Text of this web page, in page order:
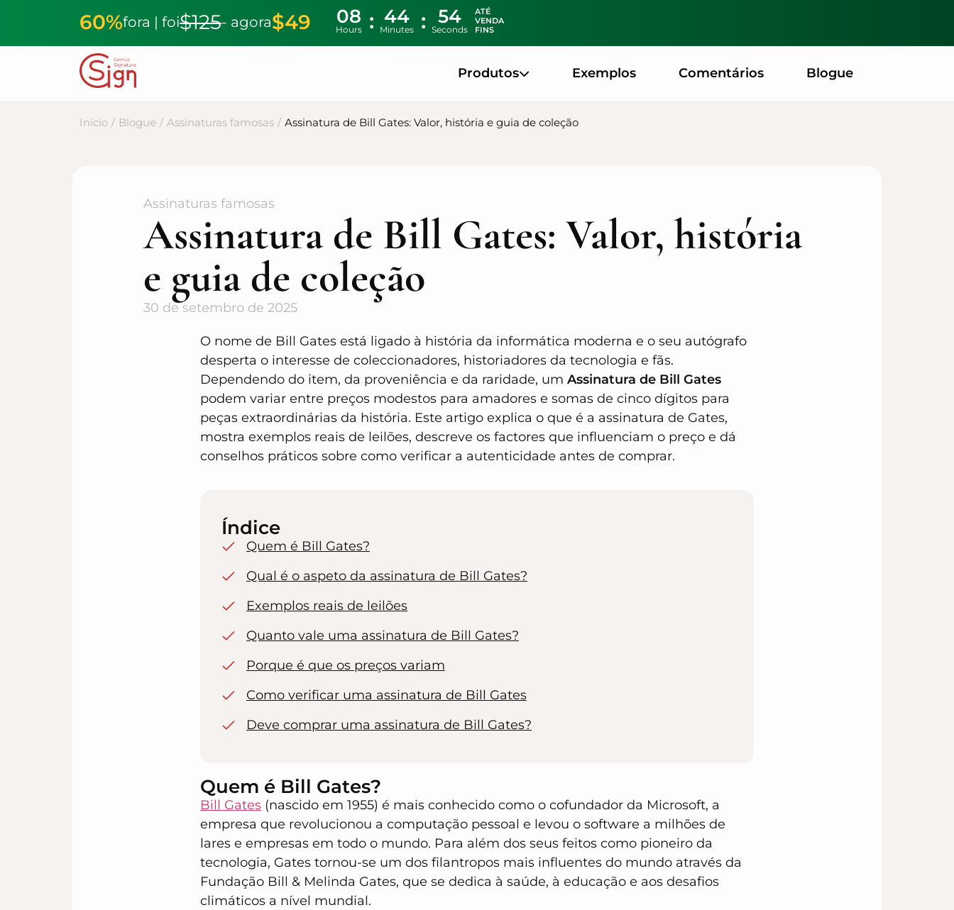
60%fora | foi$125- agora$49 08
Hours
44
Minutes
53
Seconds
ATÉ
VENDA
FINS
Produtos Exemplos Comentários Blogue
Início / Blogue / Assinaturas famosas / Assinatura de Bill Gates: Valor, história e guia de coleção
Assinaturas famosas
Assinatura de Bill Gates: Valor, história
e guia de coleção
30 de setembro de 2025
O nome de Bill Gates está ligado à história da informática moderna e o seu autógrafo
desperta o interesse de coleccionadores, historiadores da tecnologia e fãs.
Dependendo do item, da proveniência e da raridade, um Assinatura de Bill Gates
podem variar entre preços modestos para amadores e somas de cinco dígitos para
peças extraordinárias da história. Este artigo explica o que é a assinatura de Gates,
mostra exemplos reais de leilões, descreve os factores que influenciam o preço e dá
conselhos práticos sobre como verificar a autenticidade antes de comprar.
Índice
Quem é Bill Gates?
Qual é o aspeto da assinatura de Bill Gates?
Exemplos reais de leilões
Quanto vale uma assinatura de Bill Gates?
Porque é que os preços variam
Como verificar uma assinatura de Bill Gates
Deve comprar uma assinatura de Bill Gates?
Quem é Bill Gates?
Bill Gates (nascido em 1955) é mais conhecido como o cofundador da Microsoft, a
empresa que revolucionou a computação pessoal e levou o software a milhões de
lares e empresas em todo o mundo. Para além dos seus feitos como pioneiro da
tecnologia, Gates tornou-se um dos filantropos mais influentes do mundo através da
Fundação Bill & Melinda Gates, que se dedica à saúde, à educação e aos desafios
climáticos a nível mundial.